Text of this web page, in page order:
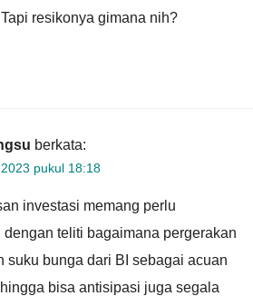
resikonya gimana nih?
berkata:
pukul 18:18
investasi memang perlu
dengan teliti bagaimana pergerakan
suku bunga dari BI sebagai acuan
bisa antisipasi juga segala